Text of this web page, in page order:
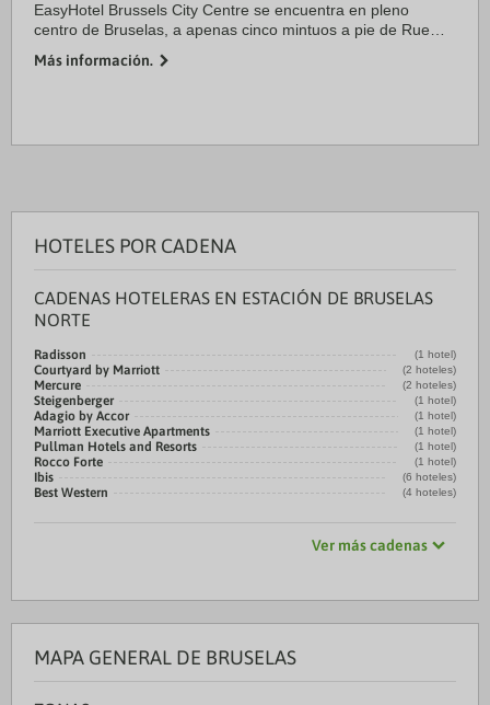
EasyHotel Brussels City Centre se encuentra en pleno
centro de Bruselas, a apenas cinco mintuos a pie de Rue
encuentra a 0,9 km de Centro Belga del Cómic y ...
Más información.
HOTELES POR CADENA
CADENAS HOTELERAS EN ESTACIÓN DE BRUSELAS
NORTE
Radisson (1 hotel)
Courtyard by Marriott (2 hoteles)
Mercure (2 hoteles)
Steigenberger (1 hotel)
Adagio by Accor (1 hotel)
Marriott Executive Apartments (1 hotel)
Pullman Hotels and Resorts (1 hotel)
Rocco Forte (1 hotel)
Ibis (6 hoteles)
Best Western (4 hoteles)
Ver más cadenas
MAPA GENERAL DE BRUSELAS